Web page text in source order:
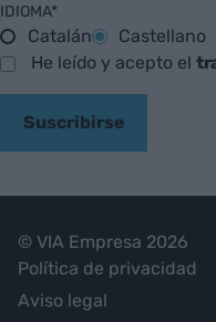
IDIOMA*
Catalán
Castellano
He leído y acepto el
Suscribirse
© VIA Empresa 2026
Política de privacidad
Aviso legal